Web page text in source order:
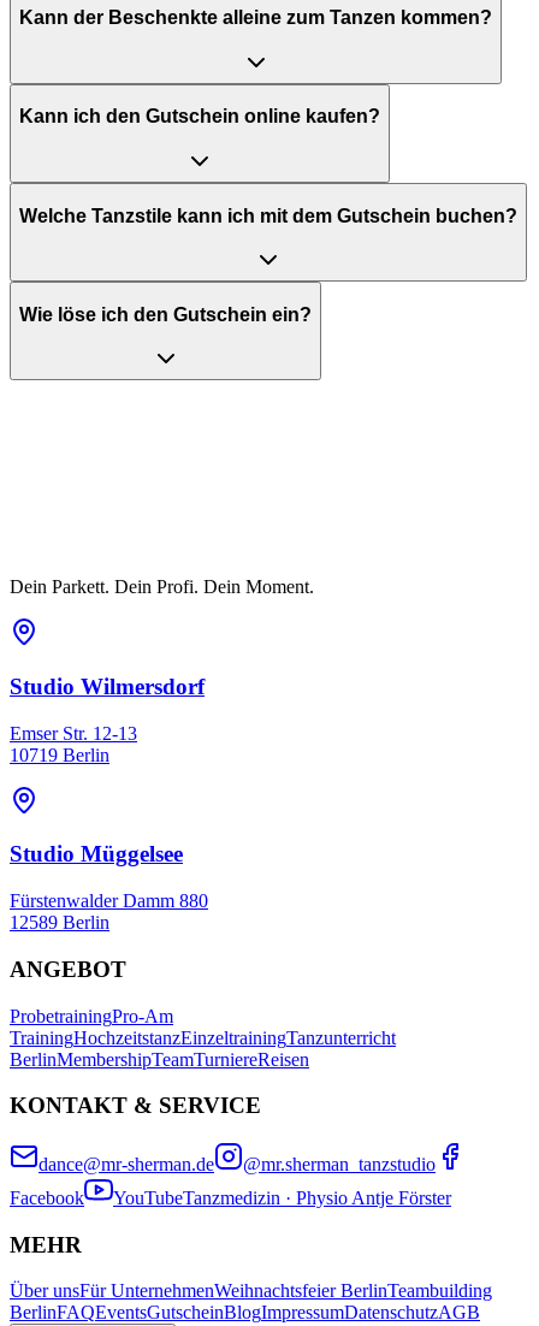
Kann der Beschenkte alleine zum Tanzen kommen?
Kann ich den Gutschein online kaufen?
Welche Tanzstile kann ich mit dem Gutschein buchen?
Wie löse ich den Gutschein ein?
Dein Parkett. Dein Profi. Dein Moment.
Studio Wilmersdorf
Emser Str. 12-13
10719 Berlin
Studio Müggelsee
Fürstenwalder Damm 880
12589 Berlin
ANGEBOT
ProbetrainingPro-Am
TrainingHochzeitstanzEinzeltrainingTanzunterricht
BerlinMembershipTeamTurniereReisen
KONTAKT & SERVICE
dance@mr-sherman.de
@mr.sherman_tanzstudio
Facebook
YouTubeTanzmedizin · Physio Antje Förster
MEHR
Über unsFür UnternehmenWeihnachtsfeier BerlinTeambuilding
BerlinFAQEventsGutscheinBlogImpressumDatenschutzAGB